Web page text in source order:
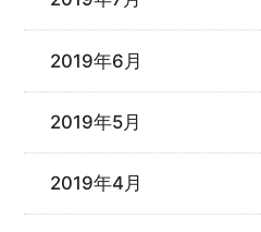
2019年6月
2019年5月
2019年4月